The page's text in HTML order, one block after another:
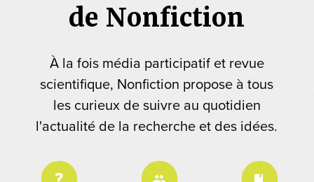
de Nonfiction
À la fois média participatif et revue
scientifique, Nonfiction propose à tous
les curieux de suivre au quotidien
l'actualité de la recherche et des idées.